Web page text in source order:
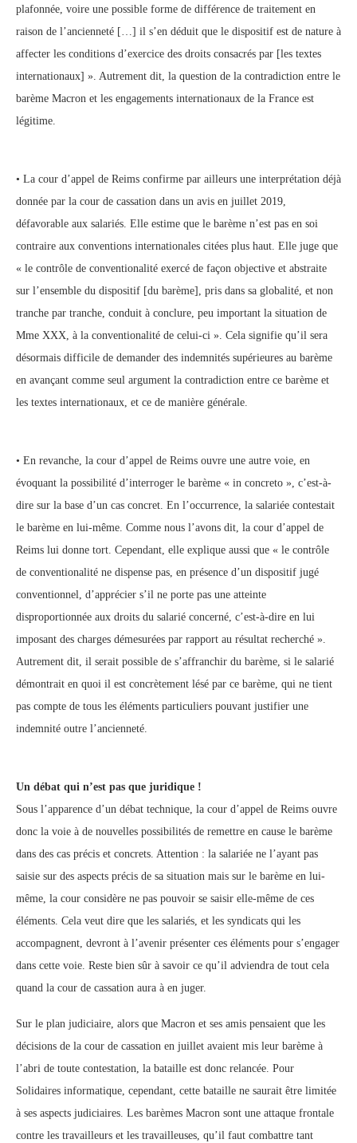
plafonnée, voire une possible forme de différence de traitement en
raison de l’ancienneté […] il s’en déduit que le dispositif est de nature à
affecter les conditions d’exercice des droits consacrés par [les textes
internationaux] ». Autrement dit, la question de la contradiction entre le
barème Macron et les engagements internationaux de la France est
légitime.
• La cour d’appel de Reims confirme par ailleurs une interprétation déjà
donnée par la cour de cassation dans un avis en juillet 2019,
défavorable aux salariés. Elle estime que le barème n’est pas en soi
contraire aux conventions internationales citées plus haut. Elle juge que
« le contrôle de conventionalité exercé de façon objective et abstraite
sur l’ensemble du dispositif [du barème], pris dans sa globalité, et non
tranche par tranche, conduit à conclure, peu important la situation de
Mme XXX, à la conventionalité de celui-ci ». Cela signifie qu’il sera
désormais difficile de demander des indemnités supérieures au barème
en avançant comme seul argument la contradiction entre ce barème et
les textes internationaux, et ce de manière générale.
• En revanche, la cour d’appel de Reims ouvre une autre voie, en
évoquant la possibilité d’interroger le barème « in concreto », c’est-à-
dire sur la base d’un cas concret. En l’occurrence, la salariée contestait
le barème en lui-même. Comme nous l’avons dit, la cour d’appel de
Reims lui donne tort. Cependant, elle explique aussi que « le contrôle
de conventionalité ne dispense pas, en présence d’un dispositif jugé
conventionnel, d’apprécier s’il ne porte pas une atteinte
disproportionnée aux droits du salarié concerné, c’est-à-dire en lui
imposant des charges démesurées par rapport au résultat recherché ».
Autrement dit, il serait possible de s’affranchir du barème, si le salarié
démontrait en quoi il est concrètement lésé par ce barème, qui ne tient
pas compte de tous les éléments particuliers pouvant justifier une
indemnité outre l’ancienneté.
Un débat qui n’est pas que juridique !
Sous l’apparence d’un débat technique, la cour d’appel de Reims ouvre
donc la voie à de nouvelles possibilités de remettre en cause le barème
dans des cas précis et concrets. Attention : la salariée ne l’ayant pas
saisie sur des aspects précis de sa situation mais sur le barème en lui-
même, la cour considère ne pas pouvoir se saisir elle-même de ces
éléments. Cela veut dire que les salariés, et les syndicats qui les
accompagnent, devront à l’avenir présenter ces éléments pour s’engager
dans cette voie. Reste bien sûr à savoir ce qu’il adviendra de tout cela
quand la cour de cassation aura à en juger.
Sur le plan judiciaire, alors que Macron et ses amis pensaient que les
décisions de la cour de cassation en juillet avaient mis leur barème à
l’abri de toute contestation, la bataille est donc relancée. Pour
Solidaires informatique, cependant, cette bataille ne saurait être limitée
à ses aspects judiciaires. Les barèmes Macron sont une attaque frontale
contre les travailleurs et les travailleuses, qu’il faut combattre tant